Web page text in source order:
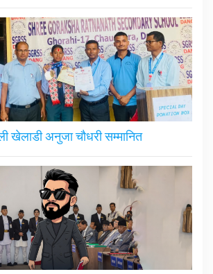
खेलाडी अनुजा चौधरी सम्मानित